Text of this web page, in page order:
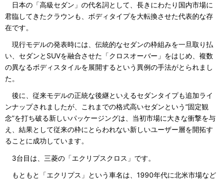
日本の「高級セダン」の代名詞として、長きにわたり国内市場に
君臨してきたクラウンも、ボディタイプを大転換させた代表的な存
在です。
現行モデルの発表時には、伝統的なセダンの枠組みを一旦取り払
い、セダンとSUVを融合させた「クロスオーバー」をはじめ、複数
の異なるボディスタイルを展開するという異例の手法がとられまし
た。
後に、従来モデルの正統な後継といえるセダンタイプも追加ライ
ンナップされましたが、これまでの格式高いセダンという“固定観
念”を打ち破る新しいパッケージングは、当初市場に大きな衝撃を与
え、結果として従来の枠にとらわれない新しいユーザー層を開拓す
ることに成功しています。
3台目は、三菱の「エクリプスクロス」です。
もともと「エクリプス」という車名は、1990年代に北米市場など